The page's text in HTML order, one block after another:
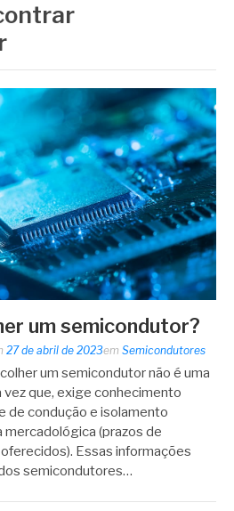
um semicondutor?
27 de abril de 2023em Semicondutores
um semicondutor não é uma
vez que, exige conhecimento
de condução e isolamento
mercadológica (prazos de
Essas informações
semicondutores…